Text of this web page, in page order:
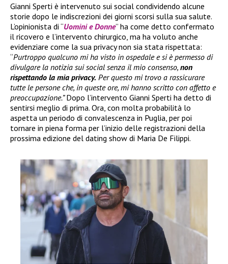
Gianni Sperti è intervenuto sui social condividendo alcune
storie dopo le indiscrezioni dei giorni scorsi sulla sua salute.
L’opinionista di “Uomini e Donne” ha come detto confermato
il ricovero e l’intervento chirurgico, ma ha voluto anche
evidenziare come la sua privacy non sia stata rispettata:
“Purtroppo qualcuno mi ha visto in ospedale e si è permesso di
divulgare la notizia sui social senza il mio consenso, non
rispettando la mia privacy. Per questo mi trovo a rassicurare
tutte le persone che, in queste ore, mi hanno scritto con affetto e
preoccupazione.”Dopo l’intervento Gianni Sperti ha detto di
sentirsi meglio di prima. Ora, con molta probabilità lo
aspetta un periodo di convalescenza in Puglia, per poi
tornare in piena forma per l’inizio delle registrazioni della
prossima edizione del dating show di Maria De Filippi.